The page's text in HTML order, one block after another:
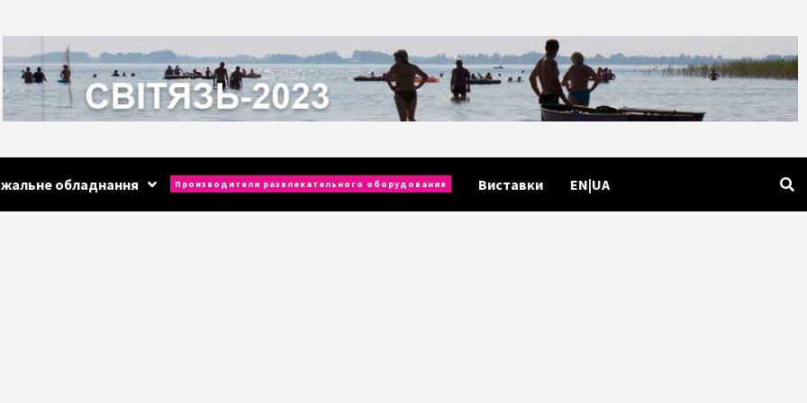
обладнання Производители развлекательного оборудования Виставки EN|UA